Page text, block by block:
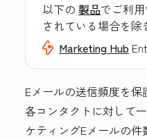
以下の 製品でご利
されている場合を除
Marketing Hub
Eメールの送信頻度を保
各コンタクトに対して
ケティングEメールの件